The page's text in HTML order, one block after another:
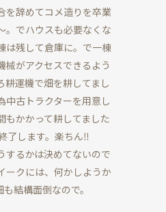
を辞めてコメ造りを卒業
。でハウスも必要なくな
は残して倉庫に。で一棟
械がアクセスできるよう
耕運機で畑を耕してまし
中古トラクターを用意し
もかかって耕してました
了します。楽ちん‼
するかは決めてないので
ークには、何かしようか
結構面倒なので。